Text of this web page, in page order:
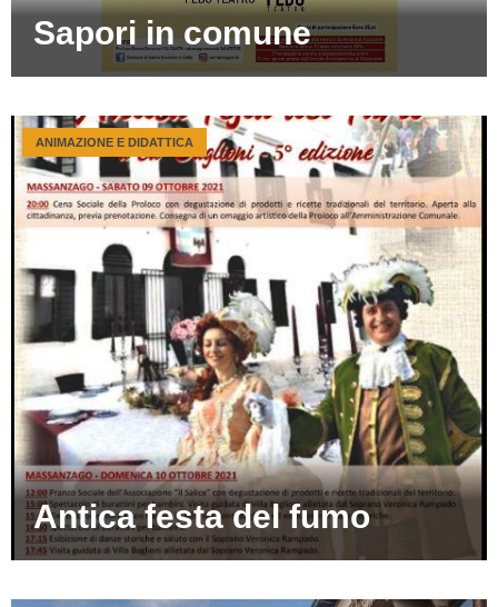
Sapori in comune
Antica festa del fumo
ANIMAZIONE E DIDATTICA